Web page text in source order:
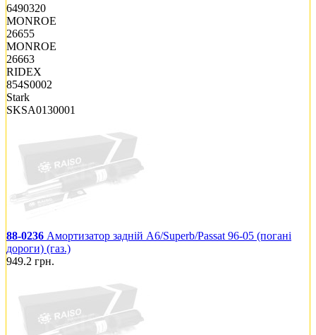
6490320
MONROE
26655
MONROE
26663
RIDEX
854S0002
Stark
SKSA0130001
88-0236 Амортизатор задній A6/Superb/Passat 96-05 (погані
дороги) (газ.)
949.2 грн.